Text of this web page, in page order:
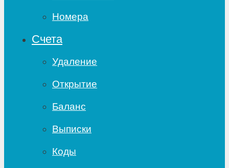
Номера
Счета
Удаление
Открытие
Баланс
Выписки
Коды